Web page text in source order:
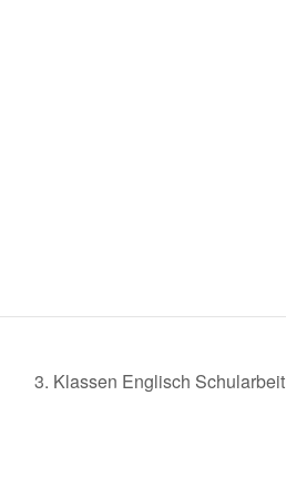
3. Klassen Englisch Schularbeit